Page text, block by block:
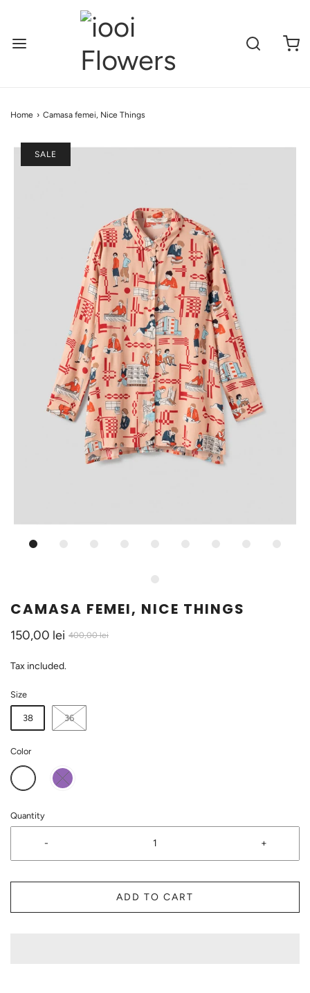
Home › Camasa femei, Nice Things
SALE
CAMASA FEMEI, NICE THINGS
150,00 lei 400,00 lei
Tax included.
Size
38 36
Color
Quantity
- +
ADD TO CART